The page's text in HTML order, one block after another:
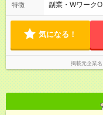
特徴 副業・Wワーク
気になる！
掲載元企業名